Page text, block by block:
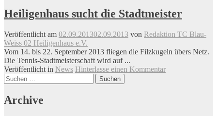
Heiligenhaus sucht die Stadtmeister
Veröffentlicht am 02.09.201302.09.2013 von Redaktion TC Blau-
Weiss 02 Heiligenhaus e.V.
Vom 14. bis 22. September 2013 fliegen die Filzkugeln übers Netz.
Die Tennis-Stadtmeisterschaft wird auf ...
Veröffentlicht in News Hinterlasse einen Kommentar
Beitrags-
Navigation
Suchen
nach:
Archive